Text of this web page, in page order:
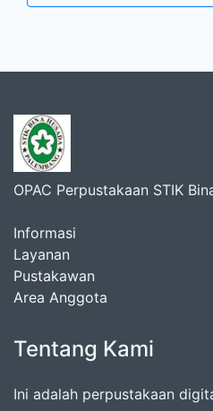
OPAC Perpustakaan STIK
Informasi
Layanan
Pustakawan
Area Anggota
Tentang Kami
Ini adalah perpustakaan